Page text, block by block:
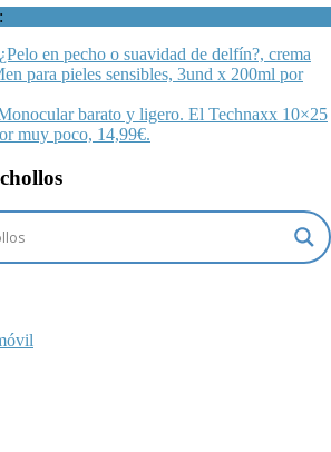
¿Pelo en pecho o suavidad de delfín?, crema
para pieles sensibles, 3und x 200ml por
barato y ligero. El Technaxx 10×25
muy poco, 14,99€.